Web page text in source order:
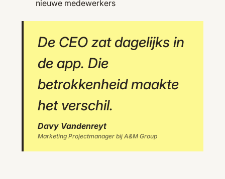
nieuwe medewerkers
De CEO zat dagelijks in
de app. Die
betrokkenheid maakte
het verschil.
Davy Vandenreyt
Marketing Projectmanager bij A&M Group